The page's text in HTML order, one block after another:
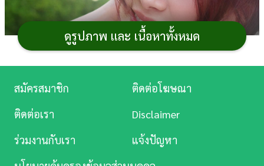
ดูรูปภาพ และ เนื้อหาทั้งหมด
บันเทิง
ดู
Music
สมัครสมาชิก
ติดต่อโฆษณา
ติดต่อเรา
Disclaimer
ร่วมงานกับเรา
แจ้งปัญหา